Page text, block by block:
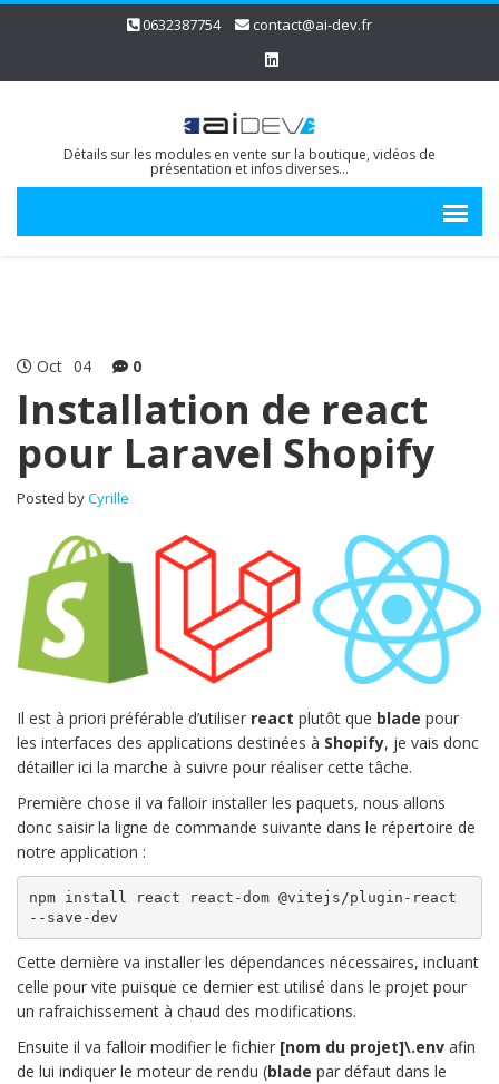
0632387754 contact@ai-dev.fr
Détails sur les modules en vente sur la boutique, vidéos de
présentation et infos diverses…
Oct 04 0
Installation de react
pour Laravel Shopify
Posted byCyrille
Il est à priori préférable d’utiliser react plutôt que blade pour
les interfaces des applications destinées à Shopify, je vais donc
détailler ici la marche à suivre pour réaliser cette tâche.
Première chose il va falloir installer les paquets, nous allons
donc saisir la ligne de commande suivante dans le répertoire de
notre application :
npm install react react-dom @vitejs/plugin-react
--save-dev
Cette dernière va installer les dépendances nécessaires, incluant
celle pour vite puisque ce dernier est utilisé dans le projet pour
un rafraichissement à chaud des modifications.
Ensuite il va falloir modifier le fichier [nom du projet]\.env afin
de lui indiquer le moteur de rendu (blade par défaut dans le